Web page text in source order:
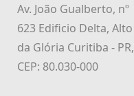
Av. João Gualberto, nº
623 Edificio Delta, Alto
da Glória Curitiba - PR,
CEP: 80.030-000